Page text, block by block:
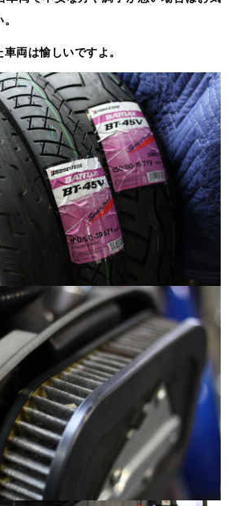
両は愉しいですよ。